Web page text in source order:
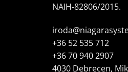
NAIH-82806/2015.
+36 52 535 712
+36 70 940 2907
4030 Debrecen,